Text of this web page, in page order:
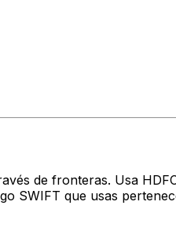
de fronteras. Usa
SWIFT que usas